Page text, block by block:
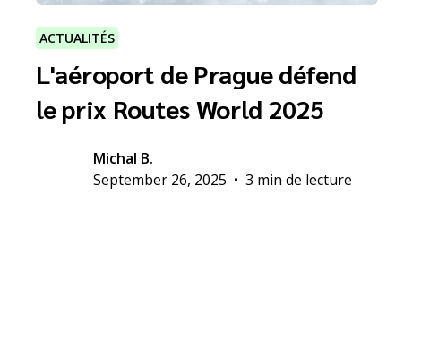
ACTUALITÉS
L'aéroport de Prague défend
le prix Routes World 2025
Michal B.
September 26, 2025 • 3 min de lecture